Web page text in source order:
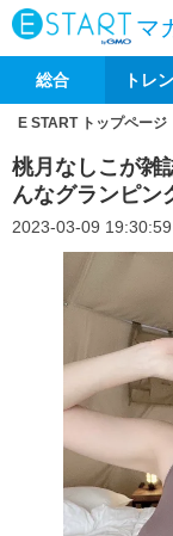
マ
総合 トレ
E START トップページ
桃月なしこが雑
んなグランピン
2023-03-09 19:30:59